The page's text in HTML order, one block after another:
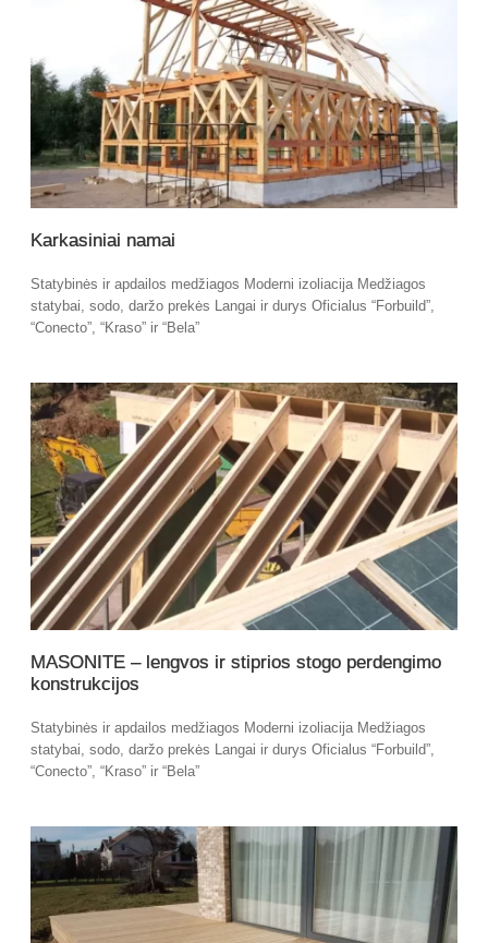
Karkasiniai namai
Statybinės ir apdailos medžiagos Moderni izoliacija Medžiagos
statybai, sodo, daržo prekės Langai ir durys Oficialus “Forbuild”,
“Conecto”, “Kraso” ir “Bela”
MASONITE – lengvos ir stiprios stogo perdengimo
konstrukcijos
Statybinės ir apdailos medžiagos Moderni izoliacija Medžiagos
statybai, sodo, daržo prekės Langai ir durys Oficialus “Forbuild”,
“Conecto”, “Kraso” ir “Bela”